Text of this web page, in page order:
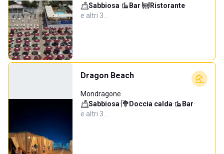
Sabbiosa· Bar· Ristorante·
e altri 3…
Dragon Beach
Mondragone
Sabbiosa· Doccia calda· Bar·
e altri 3…